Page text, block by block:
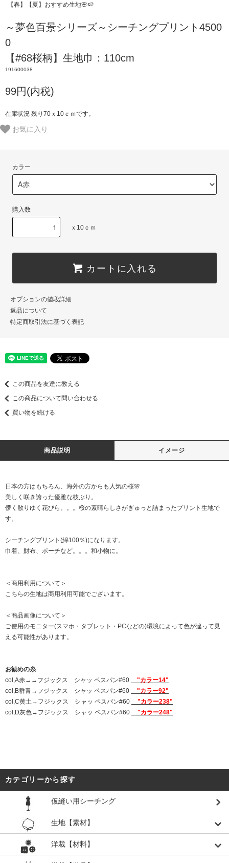
【春】【夏】おすすめ生地🌸🍉
～夢色百景シリーズ～シーチングプリント4500
0
【#68桜柄】生地巾：110cm
191600038
99円(内税)
在庫状況 残り70ｘ10ｃｍです。
お気に入り
カラー
購入数
ｘ10ｃｍ
カートに入れる
オプションの値段詳細
返品について
特定商取引法に基づく表記
この商品を友達に教える
この商品について問い合わせる
買い物を続ける
商品説明 イメージ
日本の方はもちろん、海外の方からも人気の桜🌸
美しく咲き誇った優雅な枝ぶり。
儚く散りゆく花びら。。。桜の素晴らしさがぎゅっと詰まったプリント生地で
す。
シーチングプリント(綿100％)になります。
巾着、財布、ポーチなど。。。和小物に。
＜商用利用について＞
こちらの生地は商用利用可能でございます。
＜商品画像について＞
ご使用のモニター(スマホ・タブレット・PCなどの)環境によって色が違って見
える可能性があります。
お勧めの糸
col,A赤→→フジックス シャッ ペスパン#60
"カラー14"
col,B群青→フジックス シャッ ペスパン#60
"カラー92"
col,C黄土→フジックス シャッ ペスパン#60
"カラー238"
col,D灰色→フジックス シャッ ペスパン#60
"カラー248"
カテゴリーから探す
仮縫い用シーチング
生地【素材】
洋裁【材料】